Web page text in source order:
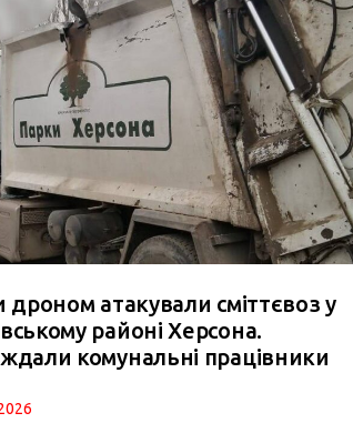
дроном атакували сміттєвоз у
районі Херсона.
комунальні працівники